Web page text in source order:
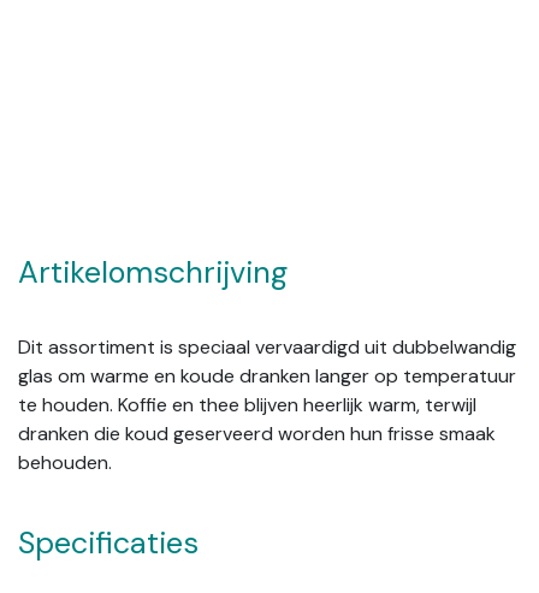
Artikelomschrijving
Dit assortiment is speciaal vervaardigd uit dubbelwandig
glas om warme en koude dranken langer op temperatuur
te houden. Koffie en thee blijven heerlijk warm, terwijl
dranken die koud geserveerd worden hun frisse smaak
behouden.
Specificaties